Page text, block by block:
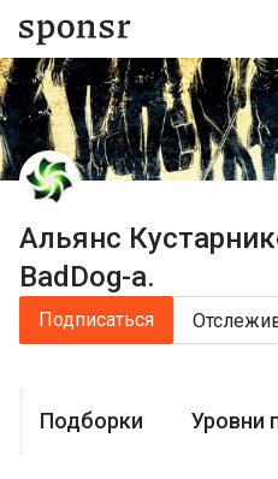
Альянс
BadDog-a.
Подписаться
Подборки Уровни